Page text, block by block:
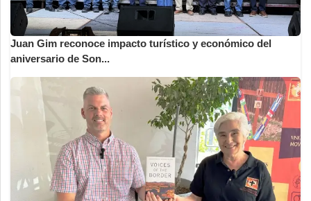
Juan Gim reconoce impacto turístico y económico del
aniversario de Son...